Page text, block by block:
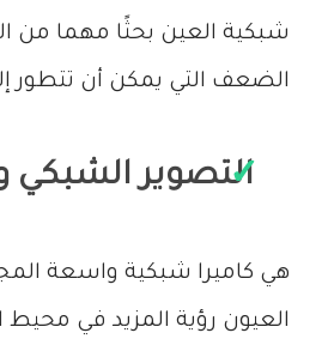
شبكية العين بحثًا مهما
الضعف التي يمكن أن تتطور
التصوير الشبكي
هي كاميرا شبكية واسعة
العيون رؤية المزيد في